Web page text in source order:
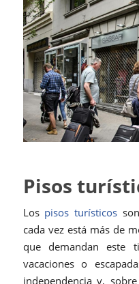
Pisos
Los pisos turísticos
cada vez está más de
que demandan este
vacaciones o
independencia y,